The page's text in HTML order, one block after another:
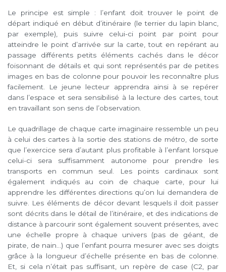
Le principe est simple : l’enfant doit trouver le point de
départ indiqué en début d’itinéraire (le terrier du lapin blanc,
par exemple), puis suivre celui-ci point par point pour
atteindre le point d’arrivée sur la carte, tout en repérant au
passage différents petits éléments cachés dans le décor
foisonnant de détails et qui sont représentés par de petites
images en bas de colonne pour pouvoir les reconnaître plus
facilement. Le jeune lecteur apprendra ainsi à se repérer
dans l’espace et sera sensibilisé à la lecture des cartes, tout
en travaillant son sens de l’observation.
Le quadrillage de chaque carte imaginaire ressemble un peu
à celui des cartes à la sortie des stations de métro, de sorte
que l’exercice sera d’autant plus profitable à l’enfant lorsque
celui-ci sera suffisamment autonome pour prendre les
transports en commun seul. Les points cardinaux sont
également indiqués au coin de chaque carte, pour lui
apprendre les différentes directions qu’on lui demandera de
suivre. Les éléments de décor devant lesquels il doit passer
sont décrits dans le détail de l’itinéraire, et des indications de
distance à parcourir sont également souvent présentes, avec
une échelle propre à chaque univers (pas de géant, de
pirate, de nain…) que l’enfant pourra mesurer avec ses doigts
grâce à la longueur d’échelle présente en bas de colonne.
Et, si cela n’était pas suffisant, un repère de case (C2, par